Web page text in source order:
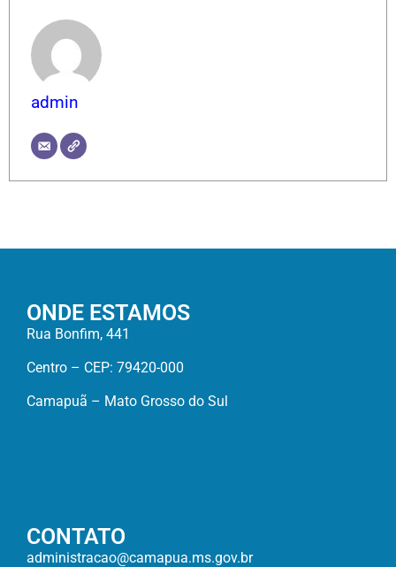
admin
ONDE ESTAMOS
Rua Bonfim, 441
Centro – CEP: 79420-000
Camapuã – Mato Grosso do Sul
CONTATO
administracao@camapua.ms.gov.br